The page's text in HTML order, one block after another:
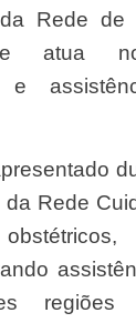
da Rede
atua
e
Rede